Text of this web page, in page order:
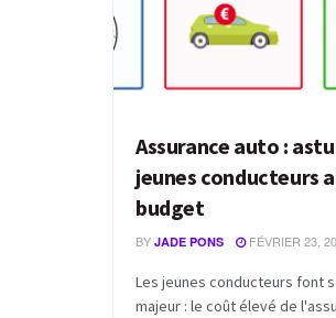
Assurance auto :
jeunes conducteurs
budget
BY JADE PONS FÉVRIER 23,
Les jeunes conducteurs font
majeur : le coût élevé de